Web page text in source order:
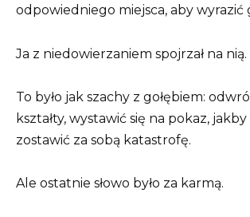
odpowiedniego miejsca, aby wyrazić
Ja z niedowierzaniem spojrzał na nią.
To było jak szachy z gołębiem:
kształty, wystawić się na pokaz, jakby
zostawić za sobą katastrofę.
Ale ostatnie słowo było za karmą.